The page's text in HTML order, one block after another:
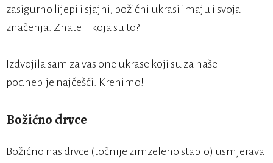
zasigurno lijepi i sjajni, božićni ukrasi imaju i svoja
značenja. Znate li koja su to?
Izdvojila sam za vas one ukrase koji su za naše
podneblje najčešći. Krenimo!
Božićno drvce
Božićno nas drvce (točnije zimzeleno stablo) usmjerava